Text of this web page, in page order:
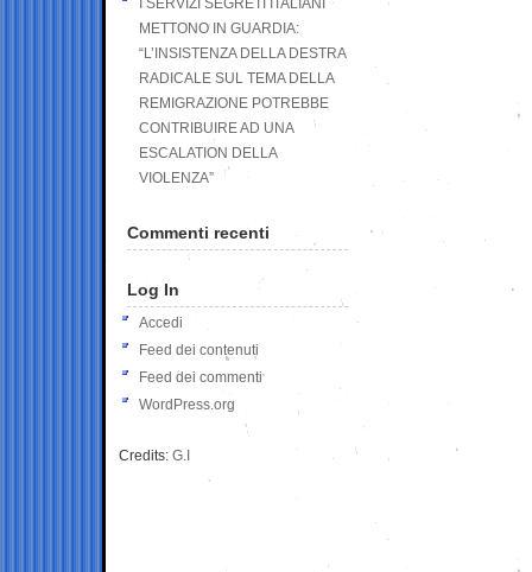
I SERVIZI SEGRETI ITALIANI
METTONO IN GUARDIA:
“L’INSISTENZA DELLA DESTRA
RADICALE SUL TEMA DELLA
REMIGRAZIONE POTREBBE
CONTRIBUIRE AD UNA
ESCALATION DELLA
VIOLENZA”
Commenti recenti
Log In
Accedi
Feed dei contenuti
Feed dei commenti
WordPress.org
Credits: G.I